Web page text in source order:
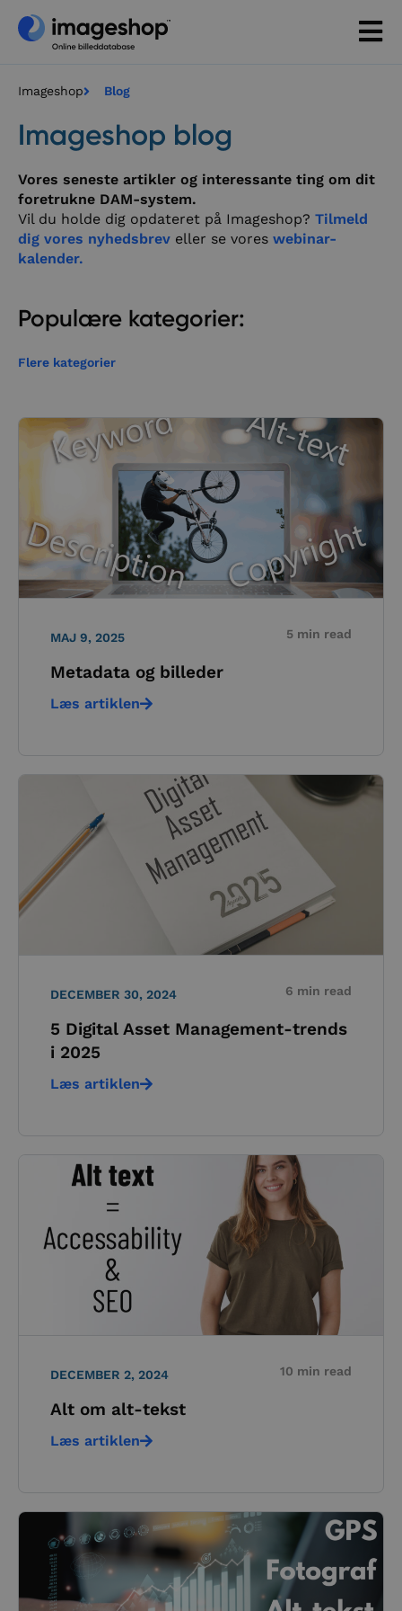
Imageshop Blog
Imageshop blog
Vores seneste artikler og interessante ting om dit
foretrukne DAM-system.
Vil du holde dig opdateret på Imageshop? Tilmeld
dig vores nyhedsbrev eller se vores webinar-
kalender.
Populære kategorier:
Flere kategorier
MAJ 9, 2025 5 min read
Metadata og billeder
Læs artiklen
DECEMBER 30, 2024 6 min read
5 Digital Asset Management-trends
i 2025
Læs artiklen
DECEMBER 2, 2024 10 min read
Alt om alt-tekst
Læs artiklen